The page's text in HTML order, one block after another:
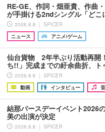
RE-GE、作詞・畑亜貴、作曲
が手掛ける2ndシングル「ど
2026.8.8 ｜ SPICER
ニュース
アニメ/ゲーム
仙台貨物 2年半ぶり活動再
ち!!」完成までの紆余曲折、
2026.8.8 ｜ SPICER
動画
インタビュー
結那バースデーイベント2026
美の出演が決定
2026.8.8 ｜ SPICER